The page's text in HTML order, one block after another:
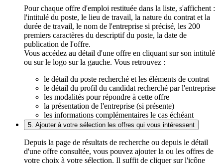
Pour chaque offre d'emploi restituée dans la liste, s'affichent :
l'intitulé du poste, le lieu de travail, la nature du contrat et la
durée de travail, le nom de l'entreprise si précisé, les 200
premiers caractères du descriptif du poste, la date de
publication de l'offre.
Vous accédez au détail d'une offre en cliquant sur son intitulé
ou sur le logo sur la gauche. Vous retrouvez :
le détail du poste recherché et les éléments de contrat
le détail du profil du candidat recherché par l'entreprise
les modalités pour répondre à cette offre
la présentation de l'entreprise (si présente)
les informations complémentaires le cas échéant
5. Ajouter à votre sélection les offres qui vous intéressent
Depuis la page de résultats de recherche ou depuis le détail
d'une offre consultée, vous pouvez ajouter la ou les offres de
votre choix à votre sélection. Il suffit de cliquer sur l'icône